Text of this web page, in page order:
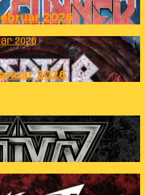
2026
2026
2026